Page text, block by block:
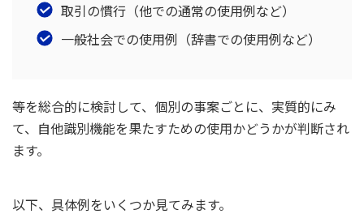
取引の慣行（他での通常の使用例など）
一般社会での使用例（辞書での使用例など）
等を総合的に検討して、個別の事案ごとに、実質的にみ
て、自他識別機能を果たすための使用かどうかが判断され
ます。
以下、具体例をいくつか見てみます。